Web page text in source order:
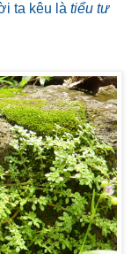
ta kêu là tiểu tư